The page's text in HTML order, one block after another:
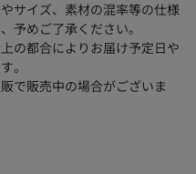
サイズ、素材の混率等の仕様
予めご了承ください。
の都合によりお届け予定日や
。
で販売中の場合がございま